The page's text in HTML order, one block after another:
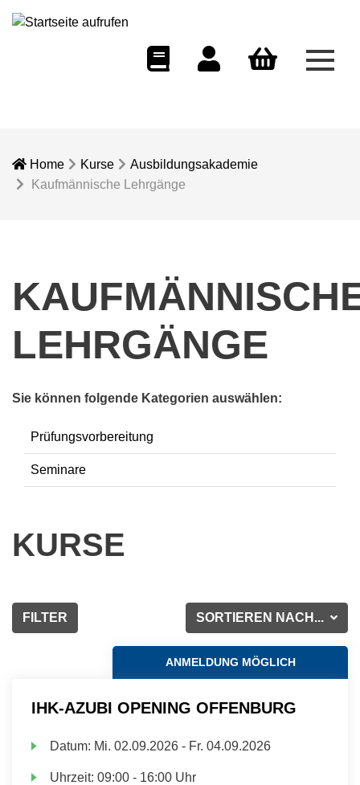
Home Kurse
Ausbildungsakademie
Kaufmännische Lehrgänge
LEHRGÄNGE
Sie können folgende Kategorien auswählen:
Prüfungsvorbereitung
Seminare
KURSE
SORTIEREN NACH...
FILTER
ANMELDUNG MÖGLICH
IHK-AZUBI OPENING OFFENBURG
Datum: Mi. 02.09.2026 - Fr. 04.09.2026
Uhrzeit:09:00 - 16:00 Uhr